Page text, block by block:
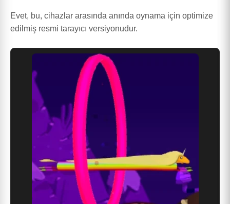
Evet, bu, cihazlar arasında anında oynama için optimize
edilmiş resmi tarayıcı versiyonudur.